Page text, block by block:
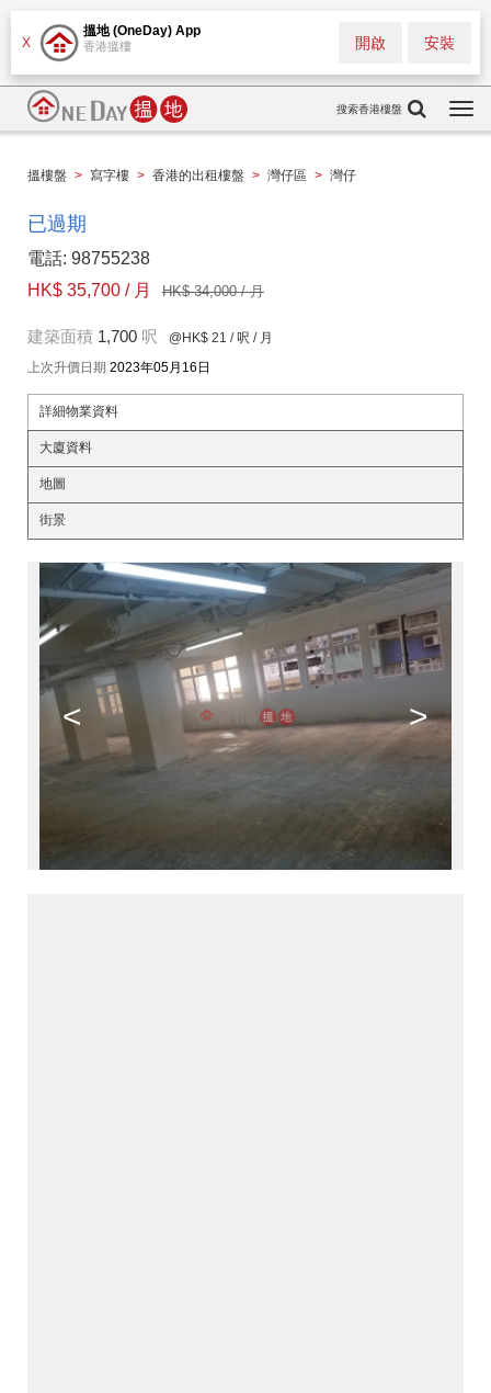
X
搵地 (OneDay) App
香港搵樓 安裝
開啟
搜索香港樓盤
搵樓盤 > 寫字樓 > 香港的出租樓盤 > 灣仔區 > 灣仔
已過期
電話: 98755238
HK$ 35,700 / 月
HK$ 34,000 / 月
建築面積 1,700 呎 @HK$ 21 / 呎 / 月
上次升價日期 2023年05月16日
詳細物業資料
大廈資料
地圖
街景
< >